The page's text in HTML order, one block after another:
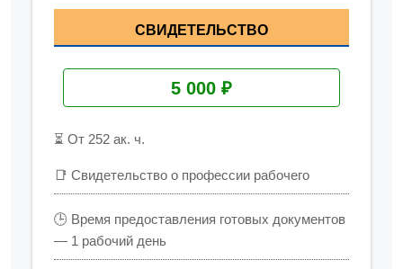
СВИДЕТЕЛЬСТВО
5 000 ₽
⏳ От 252 ак. ч.
📑 Свидетельство о профессии рабочего
🕒 Время предоставления готовых документов
— 1 рабочий день